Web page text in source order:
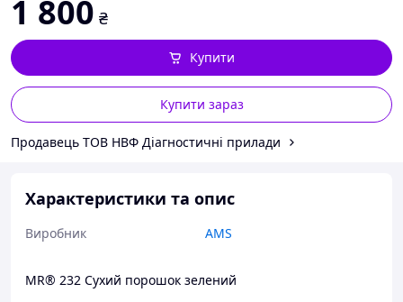
1 800 ₴
Купити зараз
Купити
Продавець ТОВ НВФ Діагностичні прилади
Характеристики та опис
Виробник AMS
MR® 232 Сухий порошок зелений